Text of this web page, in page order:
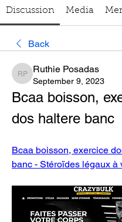
Discussion Media
Back
Ruthie Posadas
Ruthie Posadas
September 9, 2023
Bcaa boisson,
dos haltere banc
Bcaa boisson, exercice
banc - Stéroïdes légaux à